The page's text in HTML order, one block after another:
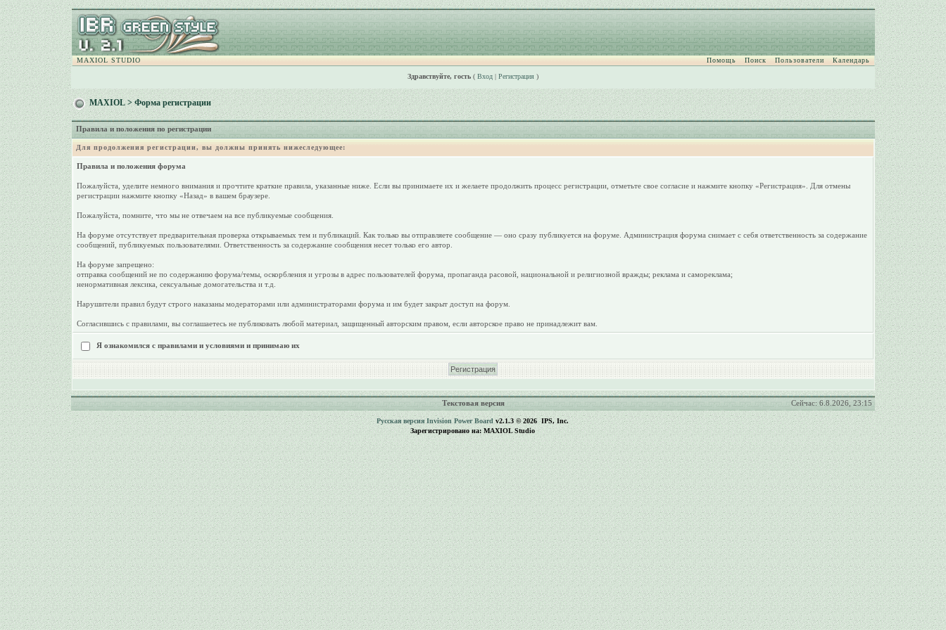
MAXIOL STUDIO Помощь Поиск Пользователи Календарь
Здравствуйте, гость( Вход| Регистрация)
MAXIOL> Форма регистрации
Правила и положения по регистрации
Для продолжения регистрации, вы должны принять нижеследующее:
Правила и положения форума
Пожалуйста, уделите немного внимания и прочтите краткие правила, указанные ниже. Если вы принимаете их и желаете продолжить процесс регистрации, отметьте свое согласие и нажмите кнопку «Регистрация». Для отмены
регистрации нажмите кнопку «Назад» в вашем браузере.
Пожалуйста, помните, что мы не отвечаем на все публикуемые сообщения.
На форуме отсутствует предварительная проверка открываемых тем и публикаций. Как только вы отправляете сообщение — оно сразу публикуется на форуме. Администрация форума снимает с себя ответственность за содержание
сообщений, публикуемых пользователями. Ответственность за содержание сообщения несет только его автор.
На форуме запрещено:
отправка сообщений не по содержанию форума/темы, оскорбления и угрозы в адрес пользователей форума, пропаганда расовой, национальной и религиозной вражды; реклама и самореклама;
ненормативная лексика, сексуальные домогательства и т.д.
Нарушители правил будут строго наказаны модераторами или администраторами форума и им будет закрыт доступ на форум.
Согласившись с правилами, вы соглашаетесь не публиковать любой материал, защищенный авторским правом, если авторское право не принадлежит вам.
Я ознакомился с правилами и условиями и принимаю их
Текстовая версия Сейчас: 6.8.2026, 23:15
Русская версия Invision Power Boardv2.1.3 © 2026 IPS, Inc.
Зарегистрировано на: MAXIOL Studio